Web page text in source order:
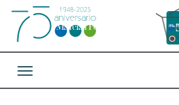
Toggle navigation